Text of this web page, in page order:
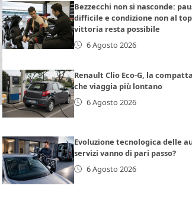
Bezzecchi non si nasconde:
difficile e condizione non al
vittoria resta possibile
6 Agosto 2026
Renault Clio Eco-G, la
che viaggia più lontano
6 Agosto 2026
Evoluzione tecnologica delle
servizi vanno di pari passo?
6 Agosto 2026